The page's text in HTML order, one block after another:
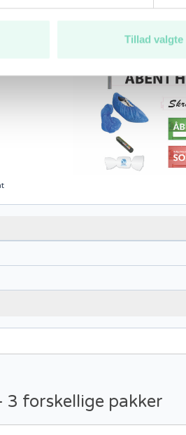
Tillad valgte
og gør
3 forskellige pakker